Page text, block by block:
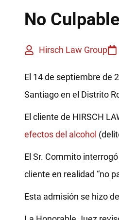
No
Hirsch Law Group
El 14 de septiembre de
Santiago en el Distrito
El cliente de HIRSCH
efectos del alcohol
El Sr. Commito
cliente en realidad “no
Esta admisión se hizo